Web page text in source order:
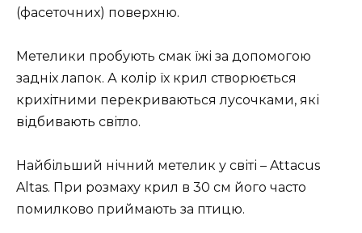
(фасеточних) поверхню.
Метелики пробують смак їжі за допомогою
задніх лапок. А колір їх крил створюється
крихітними перекриваються лусочками, які
відбивають світло.
Найбільший нічний метелик у світі – Attacus
Altas. При розмаху крил в 30 см його часто
помилково приймають за птицю.